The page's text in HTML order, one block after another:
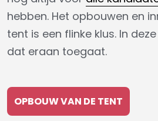
hebben. Het opbouwen en
tent is een flinke klus. In
dat eraan toegaat.
OPBOUW VAN DE TENT